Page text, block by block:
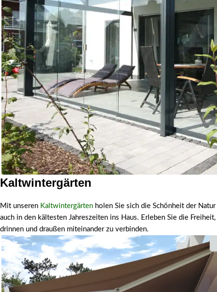
ganzjährig nutzbar
Kaltwintergärten
Mit unseren Kaltwintergärten holen Sie sich die Schönheit der Natur
auch in den kältesten Jahreszeiten ins Haus. Erleben Sie die Freiheit,
drinnen und draußen miteinander zu verbinden.